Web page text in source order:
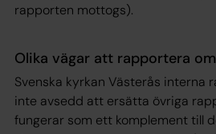
rapporten mottogs).
Olika vägar att rapportera
Svenska kyrkan Västerås interna
inte avsedd att ersätta övriga
fungerar som ett komplement till